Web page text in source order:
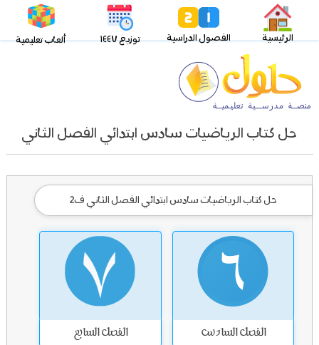
الرئيسية الفصول الدراسية توزيع ١٤٤٧ ألعاب تعليمية
حل كتاب الرياضيات سادس ابتدائي الفصل الثاني
حل كتاب الرياضيات سادس ابتدائي الفصل الثاني ف2
الفصل السادس الفصل السابع